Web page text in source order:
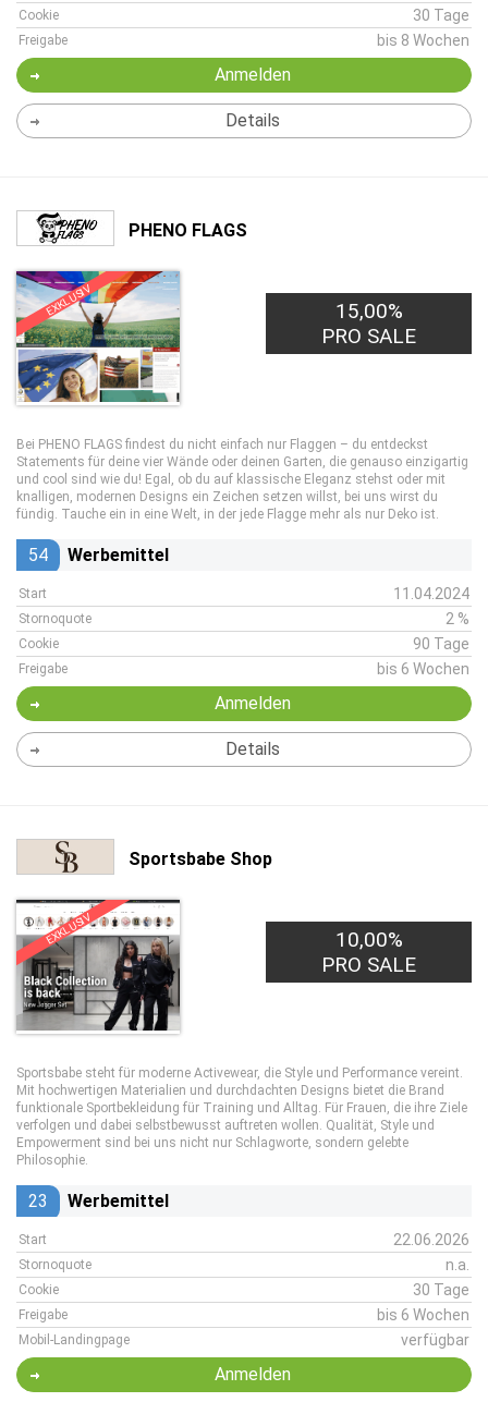
Cookie 30 Tage
Freigabe bis 8 Wochen
Anmelden
Details
PHENO FLAGS
EXKLUSIV
15,00%
PRO SALE
Bei PHENO FLAGS findest du nicht einfach nur Flaggen – du entdeckst
Statements für deine vier Wände oder deinen Garten, die genauso einzigartig
und cool sind wie du! Egal, ob du auf klassische Eleganz stehst oder mit
knalligen, modernen Designs ein Zeichen setzen willst, bei uns wirst du
fündig. Tauche ein in eine Welt, in der jede Flagge mehr als nur Deko ist.
54 Werbemittel
Start 11.04.2024
Stornoquote 2 %
Cookie 90 Tage
Freigabe bis 6 Wochen
Anmelden
Details
Sportsbabe Shop
EXKLUSIV
10,00%
PRO SALE
Sportsbabe steht für moderne Activewear, die Style und Performance vereint.
Mit hochwertigen Materialien und durchdachten Designs bietet die Brand
funktionale Sportbekleidung für Training und Alltag. Für Frauen, die ihre Ziele
verfolgen und dabei selbstbewusst auftreten wollen. Qualität, Style und
Empowerment sind bei uns nicht nur Schlagworte, sondern gelebte
Philosophie.
23 Werbemittel
Start 22.06.2026
Stornoquote n.a.
Cookie 30 Tage
Freigabe bis 6 Wochen
Mobil-Landingpage verfügbar
Anmelden